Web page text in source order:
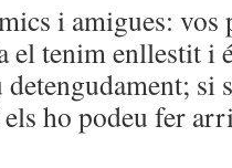
i amigues: vos
el tenim enllestit i
si
els ho podeu fer